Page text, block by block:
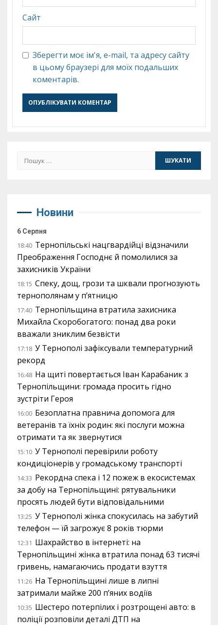
Сайт
Зберегти моє ім'я, e-mail, та адресу сайту
в цьому браузері для моїх подальших
коментарів.
Пошук:
Новини
6 Серпня
18:40 Тернопільські нацгвардійці відзначили
Преображення Господнє й помолилися за
захисників України
18:15 Спеку, дощ, грози та шквали прогнозують
тернополянам у п’ятницю
17:40 Тернопільщина втратила захисника
Михайла Скоробогатого: понад два роки
вважали зниклим безвісти
17:18 У Тернополі зафіксували температурний
рекорд
16:48 На щиті повертається Іван Карабаник з
Тернопільщини: громада просить гідно
зустріти Героя
16:00 Безоплатна правнича допомога для
ветеранів та їхніх родин: які послуги можна
отримати та як звернутися
15:10 У Тернополі перевірили роботу
кондиціонерів у громадському транспорті
14:33 Рекордна спека і 12 пожеж в екосистемах
за добу на Тернопільщині: рятувальники
просять людей бути відповідальними
13:25 У Тернополі жінка спокусилась на забутий
телефон — їй загрожує 8 років тюрми
12:31 Шахрайство в інтернеті: на
Тернопільщині жінка втратила понад 63 тисячі
гривень, намагаючись продати взуття
11:26 На Тернопільщині лише в липні
затримали майже 200 п’яних водіїв
10:35 Шестеро потерпілих і розтрощені авто: в
поліції розповіли деталі ДТП на